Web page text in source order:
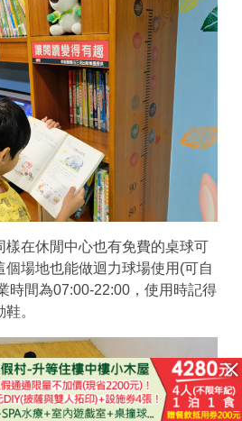
樣在休閒中心也有免費的桌球可
個場地也能做迴力球場使用(可自
時間為07:00-22:00，使用時記得
。
已結束